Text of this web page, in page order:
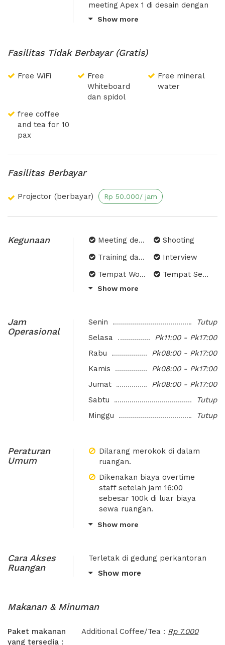
meeting Apex 1 di desain dengan
mirip seperti suasana kantor
area parkir yang luas. Berlokasi di
daerah Slipi, Jakarta Barat di
juga bersebelahan dengan hotel
Menara Peninsula, mudah di akses
oleh transportasi apapun, karena
Show more
Fasilitas Tidak Berbayar (Gratis)
Free WiFi
Free
Whiteboard
dan spidol
Free mineral
water
free coffee
and tea for 10
pax
Fasilitas Berbayar
Projector (berbayar) Rp 50.000/ jam
Kegunaan Meeting dengan Tamu
Shooting
Training dan Pelatihan
Interview
Tempat Workshop
Tempat Seminar
Serbaguna
Audit
Konsultasi
Negosiasi
Diskusi
Show more
Jam
Operasional
Senin
Tutup
Selasa
Pk11:00 - Pk17:00
Rabu
Pk08:00 - Pk17:00
Kamis
Pk08:00 - Pk17:00
Jumat
Pk08:00 - Pk17:00
Sabtu
Tutup
Minggu
Tutup
Peraturan
Umum
Dilarang merokok di dalam
ruangan.
Dikenakan biaya overtime
staff setelah jam 16:00
sebesar 100k di luar biaya
sewa ruangan.
Jika jumlah tamu melebihi
XWORK.
Jika ada perubahan display
dan melakukan perubahan
Show more
Cara Akses
Ruangan
Terletak di gedung perkantoran
daerah Slipi
Akses Stasiun Commuter Line
Stasiun Tanah Abang
Show more
Makanan & Minuman
Paket makanan
yang tersedia :
Additional Coffee/Tea : Rp 7.000